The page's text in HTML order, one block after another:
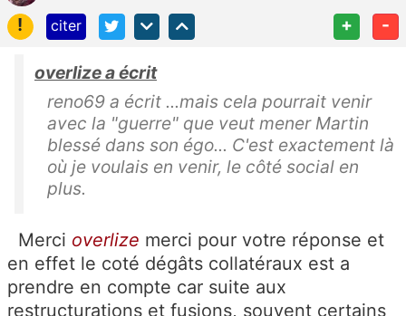
!
citer + -
overlize a écrit
reno69 a écrit ...mais cela pourrait venir
avec la "guerre" que veut mener Martin
blessé dans son égo... C'est exactement là
où je voulais en venir, le côté social en
plus.
Merci overlize merci pour votre réponse et
en effet le coté dégâts collatéraux est a
prendre en compte car suite aux
restructurations et fusions, souvent certains